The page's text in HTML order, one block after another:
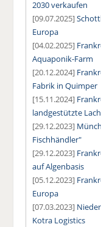
2030 verkaufen
[09.07.2025]
Europa
[04.02.2025]
Aquaponik-Farm
[20.12.2024]
Fabrik in Quimper
[15.11.2024]
landgestützte
[29.12.2023]
Fischhändler"
[29.12.2023]
auf Algenbasis
[05.12.2023]
Europa
[07.03.2023]
Kotra Logistics